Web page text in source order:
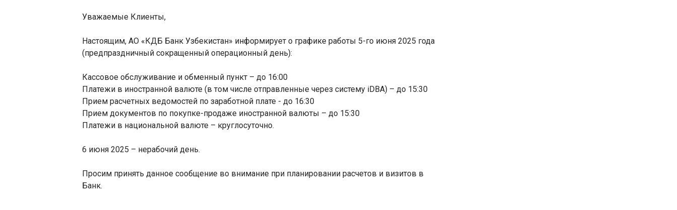
Уважаемые Клиенты,
Настоящим, АО «КДБ Банк Узбекистан» информирует о графике работы 5-го июня 2025 года
(предпраздничный сокращенный операционный день):
Кассовое обслуживание и обменный пункт – до 16:00
Платежи в иностранной валюте (в том числе отправленные через систему iDBA) – до 15:30
Прием расчетных ведомостей по заработной плате - до 16:30
Прием документов по покупке-продаже иностранной валюты – до 15:30
Платежи в национальной валюте – круглосуточно.
6 июня 2025 – нерабочий день.
Просим принять данное сообщение во внимание при планировании расчетов и визитов в
Банк.